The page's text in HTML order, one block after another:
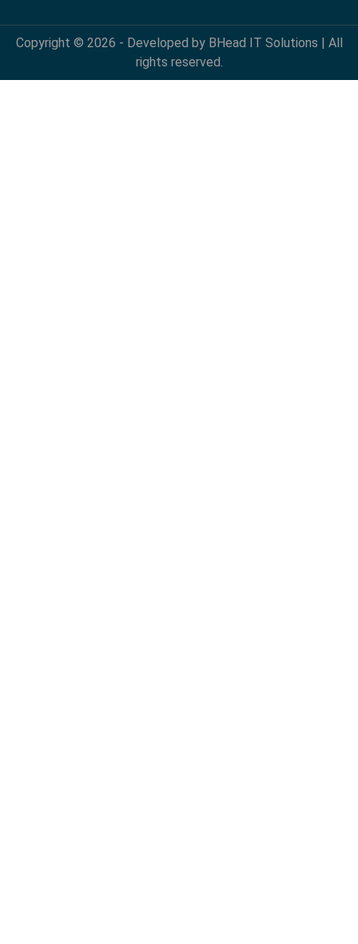
Copyright © 2026 - Developed by BHead IT Solutions | All
rights reserved.